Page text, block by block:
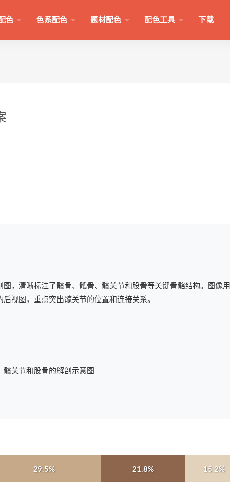
色 色系配色 题材配色 配色工具 下载
，清晰标注了髋骨、骶骨、髋关节和股骨等关键骨骼结构。图像用
视图，重点突出髋关节的位置和连接关系。
关节和股骨的解剖示意图
29.5% 21.8% 15.2%